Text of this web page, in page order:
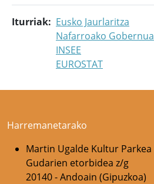
Iturriak
Eusko Jaurlaritza
Nafarroako Gobernua
INSEE
EUROSTAT
Harremanetarako
Martin Ugalde Kultur Parkea
Gudarien etorbidea z/g
20140 - Andoain (Gipuzkoa)